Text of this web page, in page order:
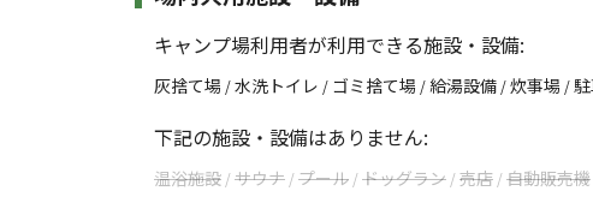
キャンプ場利用者が利用できる施設・設備:
灰捨て場 /水洗トイレ / ゴミ捨て場 /給湯設備 /炊事場 /
下記の施設・設備はありません:
温浴施設 /サウナ /プール /ドッグラン /売店 /自動販売機